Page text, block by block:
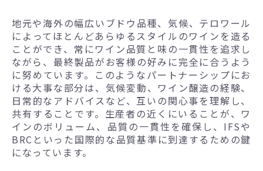
地元や海外の幅広いブドウ品種、気候、テロワール
によってほとんどあらゆるスタイルのワインを造る
ことができ、常にワイン品質と味の一貫性を追求し
ながら、最終製品がお客様の好みに完全に合うよう
に努めています。このようなパートナーシップにお
ける大事な部分は、気候変動、ワイン醸造の経験、
日常的なアドバイスなど、互いの関心事を理解し、
共有することです。生産者の近くにいることが、ワ
インのボリューム、品質の一貫性を確保し、IFSや
BRCといった国際的な品質基準に到達するための鍵
になっています。